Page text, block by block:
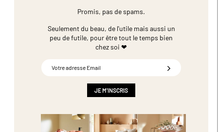
Promis, pas de spams.
Seulement du beau, de l'utile mais aussi un
peu de futile, pour être tout le temps bien
chez soi ❤
JE M'INSCRIS